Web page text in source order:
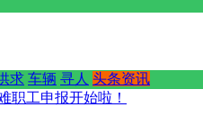
求 车辆 寻人 头条资讯
职工申报开始啦！